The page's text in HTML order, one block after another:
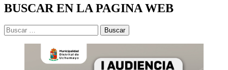
BUSCAR EN LA PAGINA WEB
Buscar: